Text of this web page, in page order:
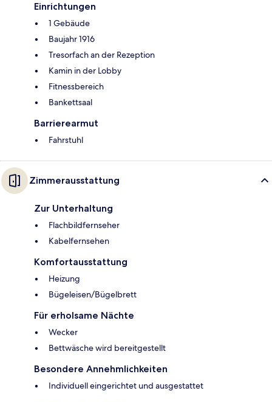
Einrichtungen
1 Gebäude
Baujahr 1916
Tresorfach an der Rezeption
Kamin in der Lobby
Fitnessbereich
Bankettsaal
Barrierearmut
Fahrstuhl
Zimmerausstattung
Zur Unterhaltung
Flachbildfernseher
Kabelfernsehen
Komfortausstattung
Heizung
Bügeleisen/Bügelbrett
Für erholsame Nächte
Wecker
Bettwäsche wird bereitgestellt
Besondere Annehmlichkeiten
Individuell eingerichtet und ausgestattet